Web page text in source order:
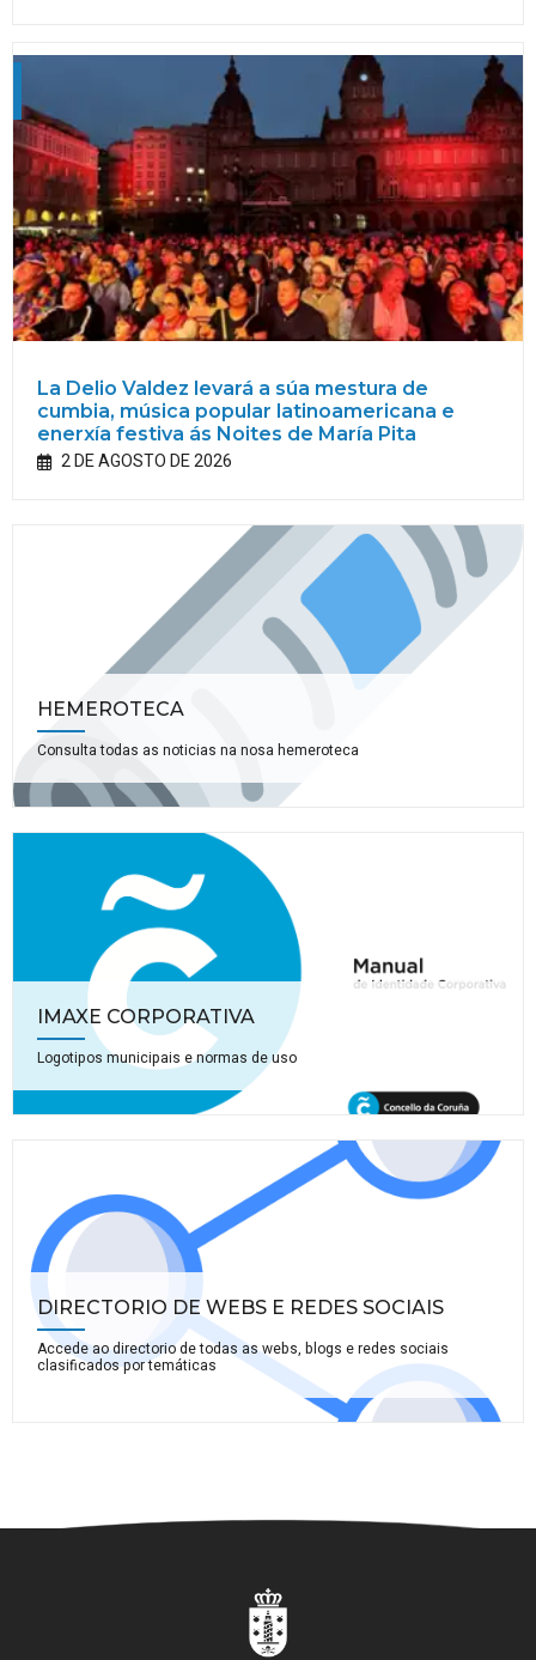
La Delio Valdez levará a súa mestura de
cumbia, música popular latinoamericana e
enerxía festiva ás Noites de María Pita
2 DE AGOSTO DE 2026
HEMEROTECA
Consulta todas as noticias na nosa hemeroteca
IMAXE CORPORATIVA
Logotipos municipais e normas de uso
DIRECTORIO DE WEBS E REDES SOCIAIS
Accede ao directorio de todas as webs, blogs e redes sociais
clasificados por temáticas